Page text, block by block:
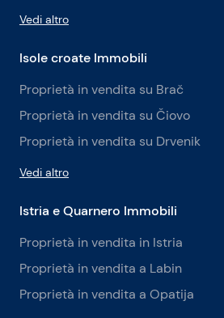
Vedi altro
Isole croate Immobili
Proprietà in vendita su Brač
Proprietà in vendita su Čiovo
Proprietà in vendita su Drvenik
Vedi altro
Istria e Quarnero Immobili
Proprietà in vendita in Istria
Proprietà in vendita a Labin
Proprietà in vendita a Opatija